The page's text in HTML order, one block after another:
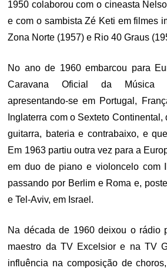
1950 colaborou com o cineasta
e com o sambista Zé Keti em filmes
Zona Norte (1957) e Rio 40 Graus
No ano de 1960 embarcou para
Caravana Oficial da Música
apresentando-se em Portugal,
Inglaterra com o Sexteto
guitarra, bateria e contrabaixo, e
Em 1963 partiu outra vez para a
em duo de piano e violoncelo com
passando por Berlim e Roma e,
e Tel-Aviv, em Israel.
Na década de 1960 deixou o rádio
maestro da TV Excelsior e na TV
influência na composição de